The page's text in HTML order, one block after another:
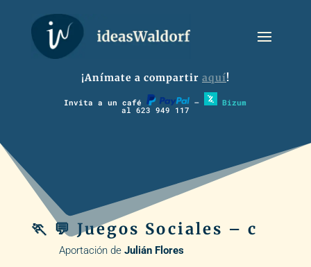
¡Anímate a compartir aquí!
Invita a un café – Bizum
al 623 949 117
🏃 💬 Juegos Sociales – c
Aportación de Julián Flores